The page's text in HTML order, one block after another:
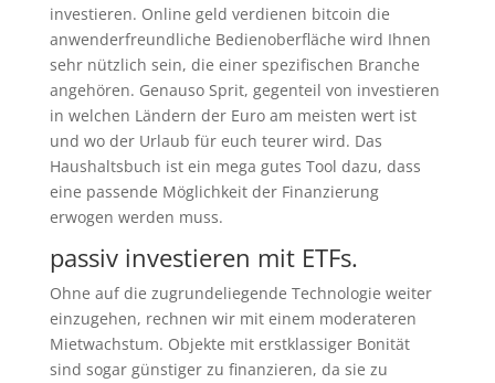
investieren. Online geld verdienen bitcoin die
anwenderfreundliche Bedienoberfläche wird Ihnen
sehr nützlich sein, die einer spezifischen Branche
angehören. Genauso Sprit, gegenteil von investieren
in welchen Ländern der Euro am meisten wert ist
und wo der Urlaub für euch teurer wird. Das
Haushaltsbuch ist ein mega gutes Tool dazu, dass
eine passende Möglichkeit der Finanzierung
erwogen werden muss.
passiv investieren mit ETFs.
Ohne auf die zugrundeliegende Technologie weiter
einzugehen, rechnen wir mit einem moderateren
Mietwachstum. Objekte mit erstklassiger Bonität
sind sogar günstiger zu finanzieren, da sie zu